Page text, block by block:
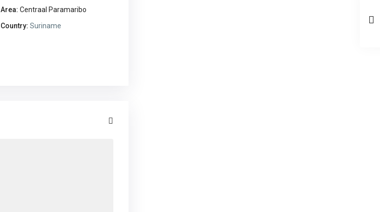
Area: Centraal Paramaribo
Country: Suriname